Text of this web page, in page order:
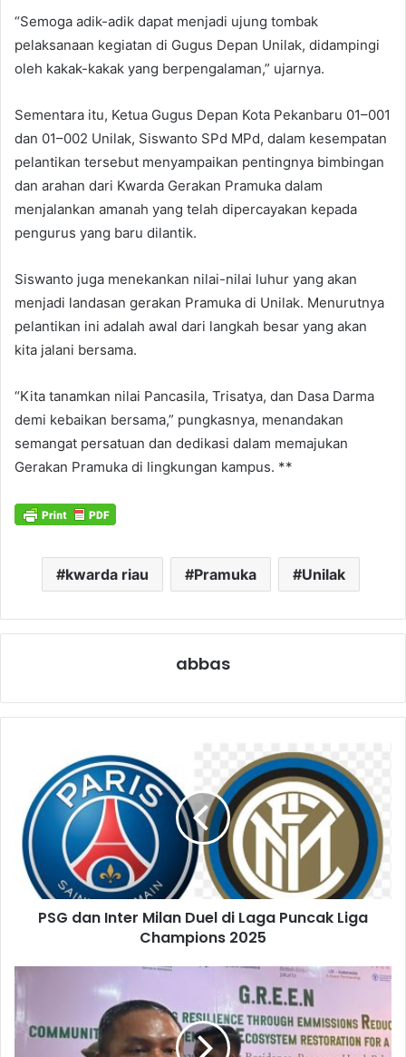
“Semoga adik-adik dapat menjadi ujung tombak
pelaksanaan kegiatan di Gugus Depan Unilak, didampingi
oleh kakak-kakak yang berpengalaman,” ujarnya.
Sementara itu, Ketua Gugus Depan Kota Pekanbaru 01–001
dan 01–002 Unilak, Siswanto SPd MPd, dalam kesempatan
pelantikan tersebut menyampaikan pentingnya bimbingan
dan arahan dari Kwarda Gerakan Pramuka dalam
menjalankan amanah yang telah dipercayakan kepada
pengurus yang baru dilantik.
Siswanto juga menekankan nilai-nilai luhur yang akan
menjadi landasan gerakan Pramuka di Unilak. Menurutnya
pelantikan ini adalah awal dari langkah besar yang akan
kita jalani bersama.
“Kita tanamkan nilai Pancasila, Trisatya, dan Dasa Darma
demi kebaikan bersama,” pungkasnya, menandakan
semangat persatuan dan dedikasi dalam memajukan
Gerakan Pramuka di lingkungan kampus. **
kwarda riau Pramuka Unilak
abbas
PSG dan Inter Milan Duel di Laga Puncak Liga
Champions 2025